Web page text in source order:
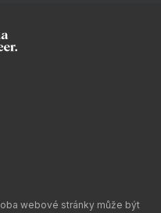
webové stránky může být